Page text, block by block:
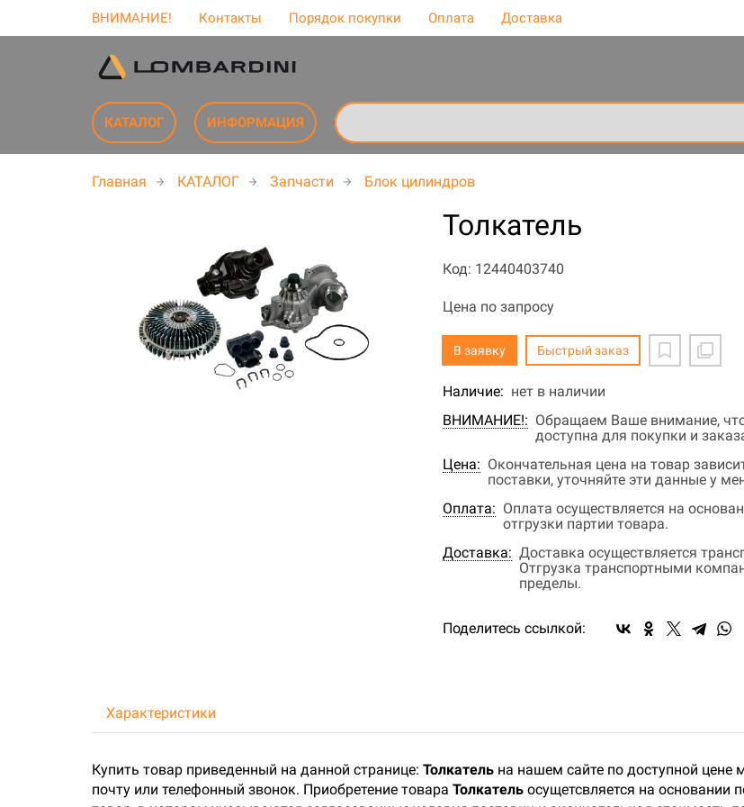
ВНИМАНИЕ! Контакты Порядок покупки Оплата Доставка
КАТАЛОГ ИНФОРМАЦИЯ
Главная КАТАЛОГ Запчасти Блок цилиндров
Толкатель
Код: 12440403740
Цена по запросу
В заявку Быстрый заказ
Наличие: нет в наличии
ВНИМАНИЕ!: Обращаем Ваше внимание,
доступна для покупки и
Цена: Окончательная цена на товар
поставки, уточняйте эти данные у
Оплата: Оплата осуществляется на
отгрузки партии товара.
Доставка: Доставка осуществляется
Отгрузка транспортными
пределы.
Поделитесь ссылкой:
Характеристики
Купить товар приведенный на данной странице: Толкатель на нашем сайте по доступной цене
почту или телефонный звонок. Приобретение товара Толкатель осущетсвляется на основании